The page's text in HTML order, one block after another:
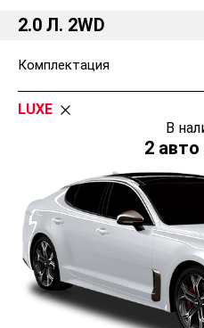
2.0 Л. 2WD
Комплектация
LUXE
В
2